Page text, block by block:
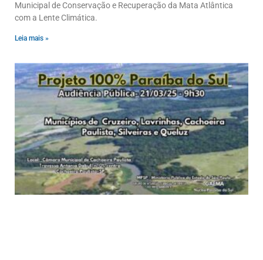
Municipal de Conservação e Recuperação da Mata Atlântica
com a Lente Climática.
Leia mais »